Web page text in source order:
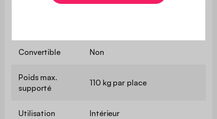
Convertible Non
Poids max.
supporté
110 kg par place
Utilisation Intérieur